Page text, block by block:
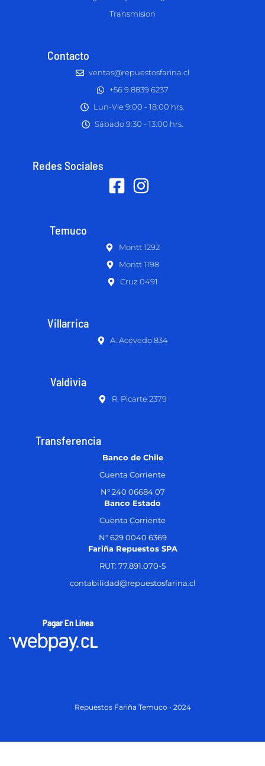
Transmision
Contacto
ventas@repuestosfarina.cl
+56 9 8839 6237
Lun-Vie 9:00 - 18:00 hrs.
Sábado 9:30 - 13:00 hrs.
Redes Sociales
Temuco
Montt 1292
Montt 1198
Cruz 0491
Villarrica
A. Acevedo 834
Valdivia
R. Picarte 2379
Transferencia
Banco de Chile
Cuenta Corriente
N° 240 06684 07
Banco Estado
Cuenta Corriente
N° 629 0040 6369
Fariña Repuestos SPA
RUT: 77.891.070-5
contabilidad@repuestosfarina.cl
Pagar En Línea
Repuestos Fariña Temuco • 2024